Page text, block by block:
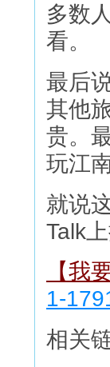
多数
看。
最后
其他
贵。
玩江
就说
Talk
【我
1-
相关